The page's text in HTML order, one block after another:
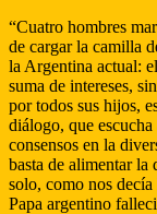
“Cuatro hombres
de cargar la camilla
la Argentina actual:
suma de intereses,
por todos sus hijos,
diálogo, que
consensos en la
basta de alimentar
solo, como nos
Papa argentino